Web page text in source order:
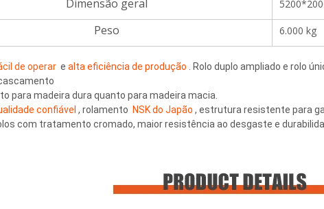
Dimensão geral
Peso 6.000 kg
de operar e alta eficiência de produção
. Rolo duplo ampliado e rolo
para madeira dura quanto para madeira macia.
confiável , rolamento NSK do Japão , estrutura resistente para
com tratamento cromado, maior resistência ao desgaste e